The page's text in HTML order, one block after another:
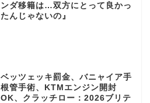
ンダ移籍は…双方にとって良かっ
たんじゃないの』
ベッツェッキ罰金、バニャイア手
根管手術、KTMエンジン開封
OK、クラッチロー：2026ブリテ